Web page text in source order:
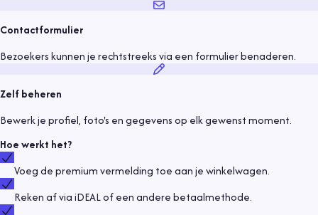
Contactformulier
Bezoekers kunnen je rechtstreeks via een formulier benaderen.
Zelf beheren
Bewerk je profiel, foto's en gegevens op elk gewenst moment.
Hoe werkt het?
Voeg de premium vermelding toe aan je winkelwagen.
Reken af via iDEAL of een andere betaalmethode.